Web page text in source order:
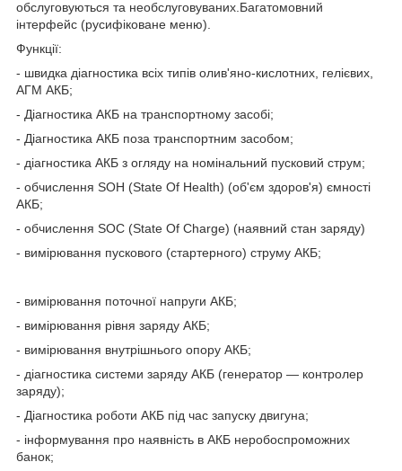
обслуговуються та необслуговуваних.Багатомовний
інтерфейс (русифіковане меню).
Функції:
- швидка діагностика всіх типів олив'яно-кислотних, гелієвих,
АГМ АКБ;
- Діагностика АКБ на транспортному засобі;
- Діагностика АКБ поза транспортним засобом;
- діагностика АКБ з огляду на номінальний пусковий струм;
- обчислення SOH (State Of Health) (об'єм здоров'я) ємності
АКБ;
- обчислення SOC (State Of Charge) (наявний стан заряду)
- вимірювання пускового (стартерного) струму АКБ;
- вимірювання поточної напруги АКБ;
- вимірювання рівня заряду АКБ;
- вимірювання внутрішнього опору АКБ;
- діагностика системи заряду АКБ (генератор — контролер
заряду);
- Діагностика роботи АКБ під час запуску двигуна;
- інформування про наявність в АКБ неробоспроможних
банок;